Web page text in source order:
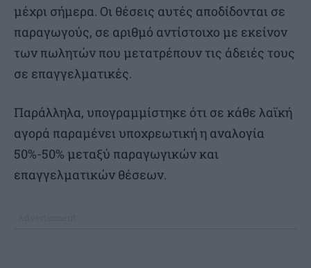
μέχρι σήμερα. Οι θέσεις αυτές αποδίδονται σε
παραγωγούς, σε αριθμό αντίστοιχο με εκείνον
των πωλητών που μετατρέπουν τις άδειές τους
σε επαγγελματικές.
Παράλληλα, υπογραμμίστηκε ότι σε κάθε λαϊκή
αγορά παραμένει υποχρεωτική η αναλογία
50%-50% μεταξύ παραγωγικών και
επαγγελματικών θέσεων.